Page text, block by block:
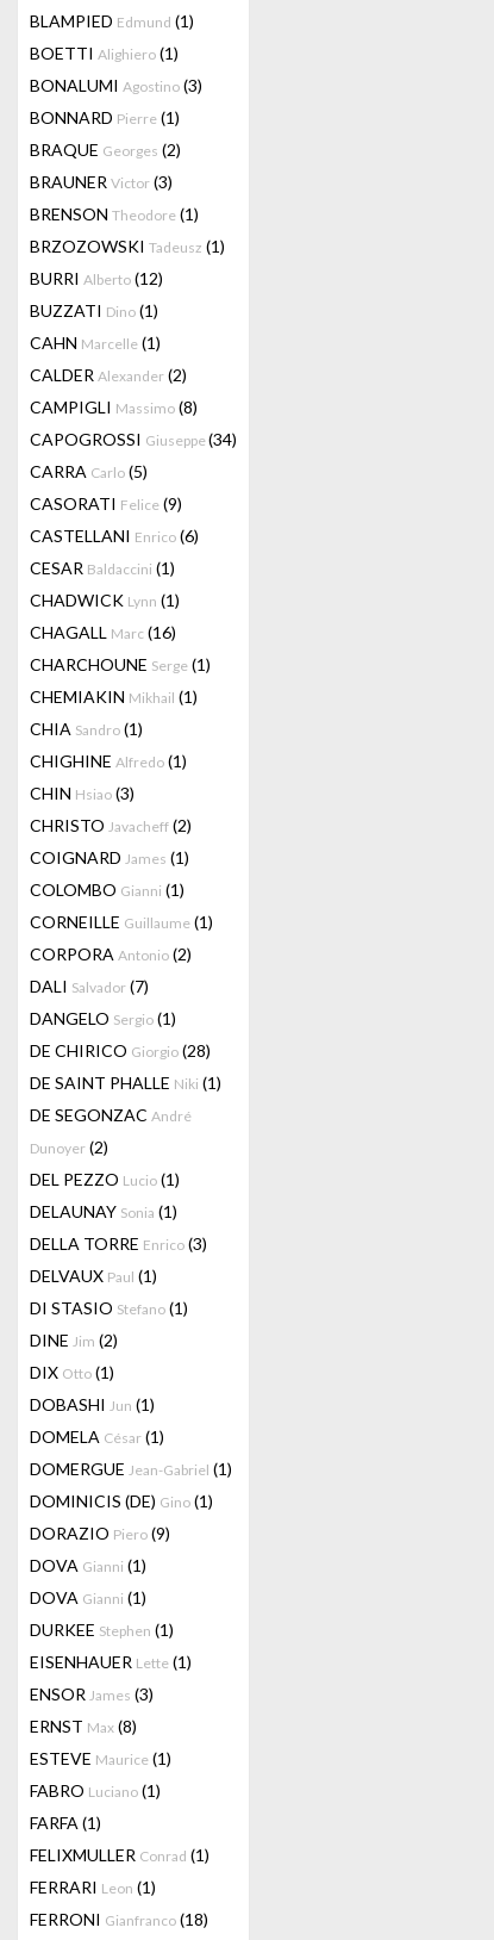
BLAMPIED Edmund (1)
BOETTI Alighiero (1)
BONALUMI Agostino (3)
BONNARD Pierre (1)
BRAQUE Georges (2)
BRAUNER Victor (3)
BRENSON Theodore (1)
BRZOZOWSKI Tadeusz (1)
BURRI Alberto (12)
BUZZATI Dino (1)
CAHN Marcelle (1)
CALDER Alexander (2)
CAMPIGLI Massimo (8)
CAPOGROSSI Giuseppe(34)
CARRA Carlo (5)
CASORATI Felice (9)
CASTELLANI Enrico (6)
CESAR Baldaccini (1)
CHADWICK Lynn (1)
CHAGALL Marc (16)
CHARCHOUNE Serge (1)
CHEMIAKIN Mikhail (1)
CHIA Sandro (1)
CHIGHINE Alfredo (1)
CHIN Hsiao (3)
CHRISTO Javacheff (2)
COIGNARD James (1)
COLOMBO Gianni (1)
CORNEILLE Guillaume (1)
CORPORA Antonio (2)
DALI Salvador (7)
DANGELO Sergio (1)
DE CHIRICO Giorgio (28)
DE SAINT PHALLE Niki (1)
DE SEGONZAC André
Dunoyer (2)
DEL PEZZO Lucio (1)
DELAUNAY Sonia (1)
DELLA TORRE Enrico (3)
DELVAUX Paul (1)
DI STASIO Stefano (1)
DINE Jim (2)
DIX Otto (1)
DOBASHI Jun (1)
DOMELA César (1)
DOMERGUE Jean-Gabriel (1)
DOMINICIS (DE) Gino (1)
DORAZIO Piero (9)
DOVA Gianni (1)
DOVA Gianni (1)
DURKEE Stephen (1)
EISENHAUER Lette (1)
ENSOR James (3)
ERNST Max (8)
ESTEVE Maurice (1)
FABRO Luciano (1)
FARFA (1)
FELIXMULLER Conrad (1)
FERRARI Leon (1)
FERRONI Gianfranco (18)